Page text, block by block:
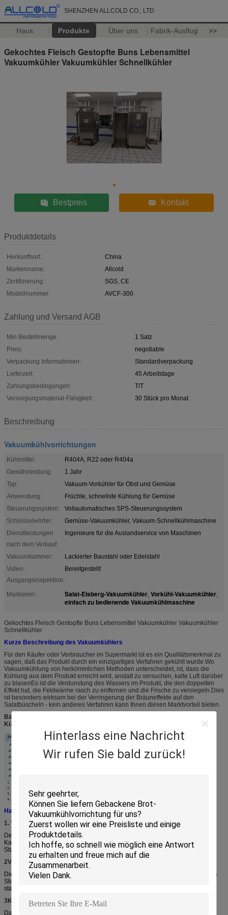
SHENZHEN ALLCOLD CO., LTD
Haus Produkte Über uns Fabrik-Ausflug >>
Hinterlass eine Nachricht
Wir rufen Sie bald zurück!
Gekochtes Fleisch Gestopfte Buns Lebensmittel
Vakuumkühler Vakuumkühler Schnellkühler
Bestpreis Kontakt
Produktdetails
Herkunftsort:
China
Markenname:
Allcold
Zertifizierung:
SGS, CE
Modellnummer:
AVCF-300
Zahlung und Versand AGB
Min Bestellmenge:
1 Satz
Preis:
negotiable
Verpackung Informationen:
Standardverpackung
Lieferzeit:
45 Arbeitstage
Zahlungsbedingungen:
T/T
Versorgungsmaterial-Fähigkeit:
30 Stück pro Monat
Beschreibung
Vakuumkühlvorrichtungen
Kühlmittel:
R404A, R22 oder R404a
Gewährleistung:
1 Jahr
Typ:
Vakuum-Vorkühler für Obst und Gemüse
Anwendung:
Früchte, schnellste Kühlung für Gemüse
Steuerungssystem:
Vollautomatisches SPS-Steuerungssystem
Schlüsselwörter:
Gemüse-Vakuumkühler, Vakuum-Schnellkühlmaschine
Dienstleistungen
nach dem Verkauf:
Ingenieure für die Auslandservice von Maschinen
Vakuumkammer:
Lackierter Baustahl oder Edelstahl
Video-
Ausgangsinspektion:
Bereitgestellt
Markieren: Salat-Eisberg-Vakuumkühler, Vorkühl-Vakuumkühler,
einfach zu bedienende Vakuumkühlmaschine
Gekochtes Fleisch Gestopfte Buns Lebensmittel Vakuumkühler Vakuumkühler
Schnellkühler
Kurze Beschreibung des Vakuumkühlers
Für den Käufer oder Verbraucher im Supermarkt ist es ein Qualitätsmerkmal zu
sagen, daß das Produkt durch ein einzigartiges Verfahren gekühlt wurde.Wo
Vakuumkühlung von herkömmlichen Methoden unterscheidet, ist, dass die
Kühlung aus dem Produkt erreicht wird, anstatt zu versuchen, kalte Luft darüber
zu blasenEs ist die Verdunstung des Wassers im Produkt, die den doppelten
Effekt hat, die Feldwärme rasch zu entfernen und die Frische zu versiegeln.Dies
ist besonders wirksam bei der Verringerung der Bräuneffekte auf den
Salatbüscheln - kein anderes Verfahren kann Ihnen diesen Marktvorteil bieten.
Bäckerei Küche Lebensmittel Brot Vakuumkühler schneller Kühler Vac-
Kühler
Hauptkomponenten des Vakuumkühlers
1. Vakuumsystem
Der Hauptteil des Vakuumsystems ist die Vakuumpumpe, die die Luft aus der
Kammer entfernt.Also wählen wir die Top-Marke Leybold Vakuumpumpe als
Standard.
2Vakuumkammer
Die Größe der Kammer hängt von der Menge der Produkte ab, und sie ist aus
Stahl, um den enormen Druckunterschied in und aus der Kammer
standzuhalten.
3Kühlsystem
Das Kältesystem besteht hauptsächlich aus Kompressor, Verdampfer,